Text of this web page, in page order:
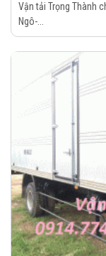
Vận tải Trọng Thành
Ngô-...